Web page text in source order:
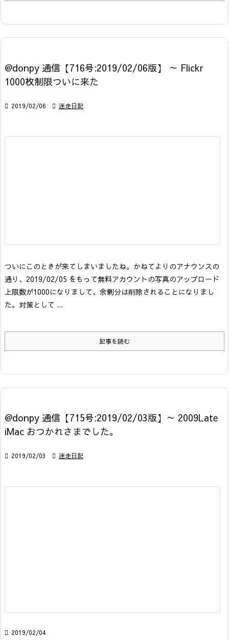
@donpy 通信【716号:2019/02/06版】 ～ Flickr
1000枚制限ついに来た
 2019/02/06  迷走日記
ついにこのときが来てしまいましたね。 かねてよりのアナウンスの
通り、2019/02/05 をもって無料アカウントの写真のアップロード
上限数が1000になりまして、余剰分は削除されることになりまし
た。 対策として ...
記事を読む
@donpy 通信【715号:2019/02/03版】～ 2009Late
iMac おつかれさまでした。
 2019/02/03  迷走日記
 2019/02/04